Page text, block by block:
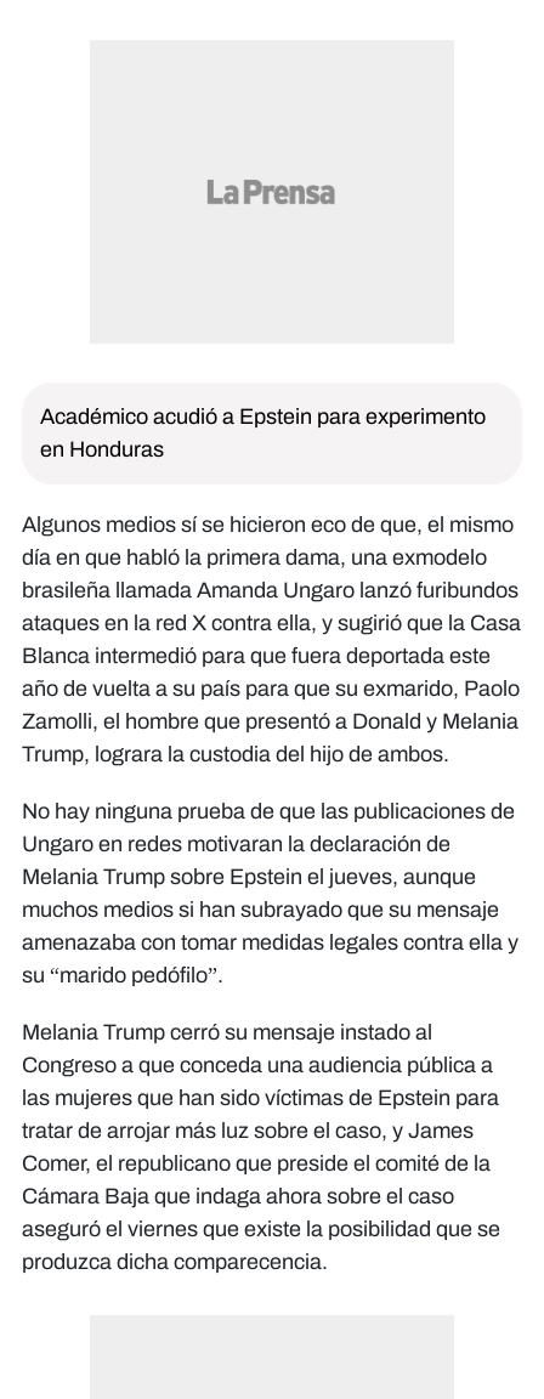
Académico acudió a Epstein para experimento
en Honduras
Algunos medios sí se hicieron eco de que, el mismo
día en que habló la primera dama, una exmodelo
brasileña llamada Amanda Ungaro lanzó furibundos
ataques en la red X contra ella, y sugirió que la Casa
Blanca intermedió para que fuera deportada este
año de vuelta a su país para que su exmarido, Paolo
Zamolli, el hombre que presentó a Donald y Melania
Trump, lograra la custodia del hijo de ambos.
No hay ninguna prueba de que las publicaciones de
Ungaro en redes motivaran la declaración de
Melania Trump sobre Epstein el jueves, aunque
muchos medios si han subrayado que su mensaje
amenazaba con tomar medidas legales contra ella y
su “marido pedófilo”.
Melania Trump cerró su mensaje instado al
Congreso a que conceda una audiencia pública a
las mujeres que han sido víctimas de Epstein para
tratar de arrojar más luz sobre el caso, y James
Comer, el republicano que preside el comité de la
Cámara Baja que indaga ahora sobre el caso
aseguró el viernes que existe la posibilidad que se
produzca dicha comparecencia.